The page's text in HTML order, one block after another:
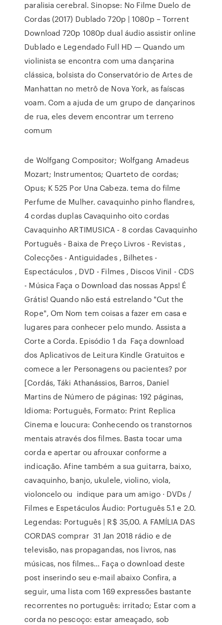
paralisia cerebral. Sinopse: No Filme Duelo de
Cordas (2017) Dublado 720p | 1080p – Torrent
Download 720p 1080p dual áudio assistir online
Dublado e Legendado Full HD — Quando um
violinista se encontra com uma dançarina
clássica, bolsista do Conservatório de Artes de
Manhattan no metrô de Nova York, as faíscas
voam. Com a ajuda de um grupo de dançarinos
de rua, eles devem encontrar um terreno
comum
de Wolfgang Compositor; Wolfgang Amadeus
Mozart; Instrumentos; Quarteto de cordas;
Opus; K 525 Por Una Cabeza. tema do filme
Perfume de Mulher. cavaquinho pinho flandres,
4 cordas duplas Cavaquinho oito cordas
Cavaquinho ARTIMUSICA - 8 cordas Cavaquinho
Português - Baixa de Preço Livros - Revistas ,
Colecções - Antiguidades , Bilhetes -
Espectáculos , DVD - Filmes , Discos Vinil - CDS
- Música Faça o Download das nossas Apps! É
Grátis! Quando não está estrelando "Cut the
Rope", Om Nom tem coisas a fazer em casa e
lugares para conhecer pelo mundo. Assista a
Corte a Corda. Episódio 1 da Faça download
dos Aplicativos de Leitura Kindle Gratuitos e
comece a ler Personagens ou pacientes? por
[Cordás, Táki Athanássios, Barros, Daniel
Martins de Número de páginas: 192 páginas,
Idioma: Português, Formato: Print Replica
Cinema e loucura: Conhecendo os transtornos
mentais através dos filmes. Basta tocar uma
corda e apertar ou afrouxar conforme a
indicação. Afine também a sua guitarra, baixo,
cavaquinho, banjo, ukulele, violino, viola,
violoncelo ou indique para um amigo · DVDs /
Filmes e Espetáculos Áudio: Português 5.1 e 2.0.
Legendas: Português | R$ 35,00. A FAMÍLIA DAS
CORDAS comprar 31 Jan 2018 rádio e de
televisão, nas propagandas, nos livros, nas
músicas, nos filmes… Faça o download deste
post inserindo seu e-mail abaixo Confira, a
seguir, uma lista com 169 expressões bastante
recorrentes no português: irritado; Estar com a
corda no pescoço: estar ameaçado, sob